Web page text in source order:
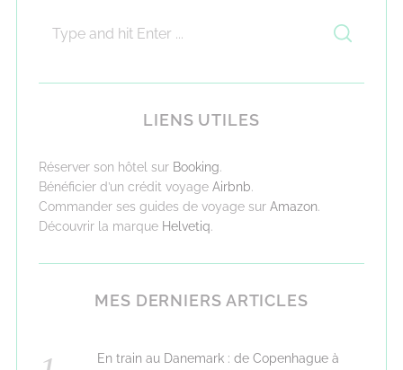
LIENS UTILES
Réserver son hôtel sur Booking.
Bénéficier d’un crédit voyage Airbnb.
Commander ses guides de voyage sur Amazon.
Découvrir la marque Helvetiq.
MES DERNIERS ARTICLES
En train au Danemark : de Copenhague à